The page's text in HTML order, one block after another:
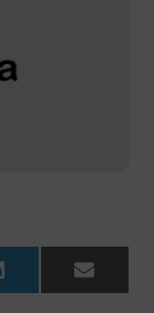
LinkedIn Email